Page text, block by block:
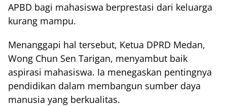
APBD bagi mahasiswa berprestasi dari keluarga
kurang mampu.
Menanggapi hal tersebut, Ketua DPRD Medan,
Wong Chun Sen Tarigan, menyambut baik
aspirasi mahasiswa. Ia menegaskan pentingnya
pendidikan dalam membangun sumber daya
manusia yang berkualitas.